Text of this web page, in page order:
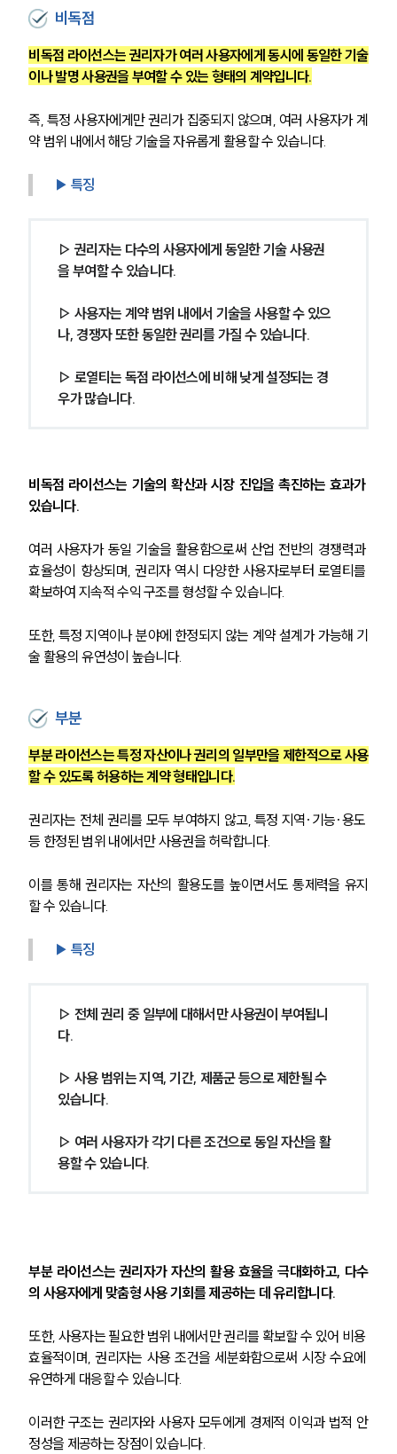
비독점
비독점 라이선스는 권리자가 여러 사용자에게 동시에 동일한 기술
이나 발명 사용권을 부여할 수 있는 형태의 계약입니다.
즉, 특정 사용자에게만 권리가 집중되지 않으며, 여러 사용자가 계
약 범위 내에서 해당 기술을 자유롭게 활용할 수 있습니다.
▶ 특징
▷ 권리자는 다수의 사용자에게 동일한 기술 사용권
을 부여할 수 있습니다.
▷ 사용자는 계약 범위 내에서 기술을 사용할 수 있으
나, 경쟁자 또한 동일한 권리를 가질 수 있습니다.
▷ 로열티는 독점 라이선스에 비해 낮게 설정되는 경
우가 많습니다.
비독점 라이선스는 기술의 확산과 시장 진입을 촉진하는 효과가
있습니다.
여러 사용자가 동일 기술을 활용함으로써 산업 전반의 경쟁력과
효율성이 향상되며, 권리자 역시 다양한 사용자로부터 로열티를
확보하여 지속적 수익 구조를 형성할 수 있습니다.
또한, 특정 지역이나 분야에 한정되지 않는 계약 설계가 가능해 기
술 활용의 유연성이 높습니다.
부분
부분 라이선스는 특정 자산이나 권리의 일부만을 제한적으로 사용
할 수 있도록 허용하는 계약 형태입니다.
권리자는 전체 권리를 모두 부여하지 않고, 특정 지역·기능·용도
등 한정된 범위 내에서만 사용권을 허락합니다.
이를 통해 권리자는 자산의 활용도를 높이면서도 통제력을 유지
할 수 있습니다.
▶ 특징
▷ 전체 권리 중 일부에 대해서만 사용권이 부여됩니
다.
▷ 사용 범위는 지역, 기간, 제품군 등으로 제한될 수
있습니다.
▷ 여러 사용자가 각기 다른 조건으로 동일 자산을 활
용할 수 있습니다.
부분 라이선스는 권리자가 자산의 활용 효율을 극대화하고, 다수
의 사용자에게 맞춤형 사용 기회를 제공하는 데 유리합니다.
또한, 사용자는 필요한 범위 내에서만 권리를 확보할 수 있어 비용
효율적이며, 권리자는 사용 조건을 세분화함으로써 시장 수요에
유연하게 대응할 수 있습니다.
이러한 구조는 권리자와 사용자 모두에게 경제적 이익과 법적 안
정성을 제공하는 장점이 있습니다.